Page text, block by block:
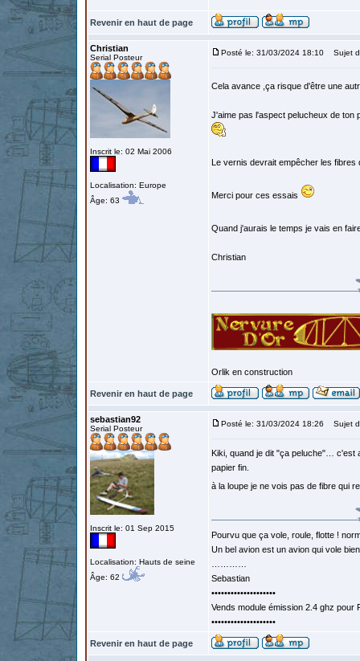
Revenir en haut de page
Christian
Serial Posteur
Inscrit le: 02 Mai 2006
Localisation: Europe
Âge: 63
Posté le: 31/03/2024 18:10 Sujet
Cela avance ,ça risque d'être une
J'aime pas l'aspect pelucheux de ton
Le vernis devrait empêcher les fibres
Merci pour ces essais
Quand j'aurais le temps je vais en
Christian
Orlik en construction
Revenir en haut de page
sebastian92
Serial Posteur
Inscrit le: 01 Sep 2015
Localisation: Hauts de seine
Âge: 62
Posté le: 31/03/2024 18:26 Sujet
Kiki, quand je dit "ça peluche"… c'est
papier fin.
à la loupe je ne vois pas de fibre qui
Pourvu que ça vole, roule, flotte !
Un bel avion est un avion qui vole
Sebastian
••••••••••••••••••••
Vends module émission 2.4 ghz
••••••••••••••••••••
Revenir en haut de page